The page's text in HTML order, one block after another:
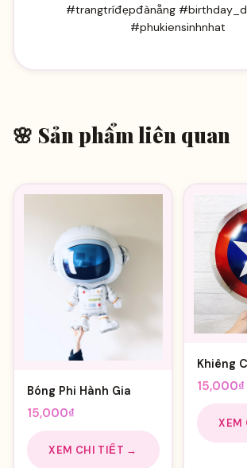
#trangtríđẹpđànẵng
#phukiensinhnhat
🌸 Sản phẩm liên quan
Bóng Phi Hành Gia
15,000₫
XEM CHI TIẾT →
Khiêng
15,000₫
XEM